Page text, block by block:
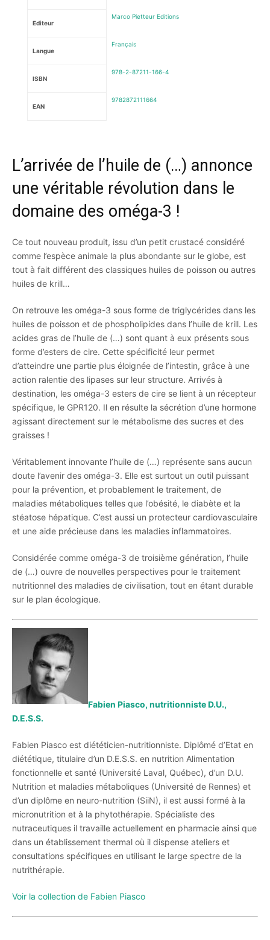
Editeur
Marco Pietteur Editions
Langue
Français
ISBN
978-2-87211-166-4
EAN
9782872111664
L’arrivée de l’huile de (…) annonce
une véritable révolution dans le
domaine des oméga-3 !
Ce tout nouveau produit, issu d’un petit crustacé considéré
comme l’espèce animale la plus abondante sur le globe, est
tout à fait différent des classiques huiles de poisson ou autres
huiles de krill…
On retrouve les oméga-3 sous forme de triglycérides dans les
huiles de poisson et de phospholipides dans l’huile de krill. Les
acides gras de l’huile de (…) sont quant à eux présents sous
forme d’esters de cire. Cette spécificité leur permet
d’atteindre une partie plus éloignée de l’intestin, grâce à une
action ralentie des lipases sur leur structure. Arrivés à
destination, les oméga-3 esters de cire se lient à un récepteur
spécifique, le GPR120. Il en résulte la sécrétion d’une hormone
agissant directement sur le métabolisme des sucres et des
graisses !
Véritablement innovante l’huile de (…) représente sans aucun
doute l’avenir des oméga-3. Elle est surtout un outil puissant
pour la prévention, et probablement le traitement, de
maladies métaboliques telles que l’obésité, le diabète et la
stéatose hépatique. C’est aussi un protecteur cardiovasculaire
et une aide précieuse dans les maladies inflammatoires.
Considérée comme oméga-3 de troisième génération, l’huile
de (…) ouvre de nouvelles perspectives pour le traitement
nutritionnel des maladies de civilisation, tout en étant durable
sur le plan écologique.
Fabien Piasco, nutritionniste D.U.,
D.E.S.S.
Fabien Piasco est diététicien-nutritionniste. Diplômé d’Etat en
diététique, titulaire d’un D.E.S.S. en nutrition Alimentation
fonctionnelle et santé (Université Laval, Québec), d’un D.U.
Nutrition et maladies métaboliques (Université de Rennes) et
d’un diplôme en neuro-nutrition (SiiN), il est aussi formé à la
micronutrition et à la phytothérapie. Spécialiste des
nutraceutiques il travaille actuellement en pharmacie ainsi que
dans un établissement thermal où il dispense ateliers et
consultations spécifiques en utilisant le large spectre de la
nutrithérapie.
Voir la collection de Fabien Piasco